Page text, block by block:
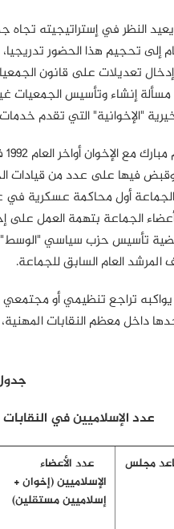
يعيد النظر في إستراتيجيته
إلى تحجيم هذا الحضور
مسألة إنشاء وتأسيس
"الإخوانية" التي تقدم
وقبض فيها على عدد من
على ما يقرب من 82 من أعضاء
العام السابق للجماعة.
تراجع تنظيمي أو
داخل معظم النقابات
عدد الإسلاميين في النقابات
مجلس
عدد الأعضاء
الإسلاميين (إخوان +
إسلاميين مستقلين)